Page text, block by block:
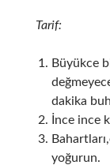
Tarif:
Büyükce
dakika
İnce ince
yoğurun.